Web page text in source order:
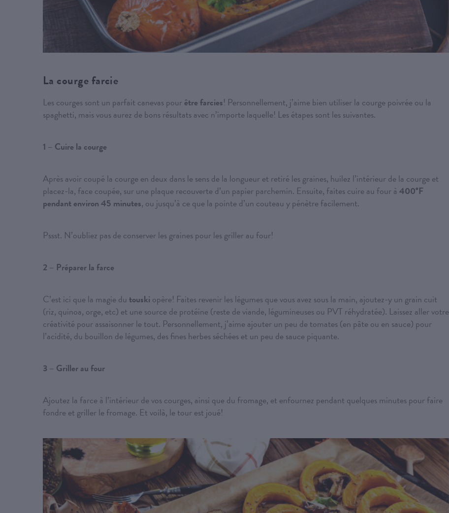
La courge farcie
Les courges sont un parfait canevas pourêtre farcies! Personnellement, j’aime bien utiliser la courge poivrée ou la
spaghetti, mais vous aurez de bons résultats avec n’importe laquelle! Les étapes sont les suivantes.
1 – Cuire la courge
Après avoir coupé la courge en deux dans le sens de la longueur et retiré les graines, huilez l’intérieur de la courge et
placez-la, face coupée, sur une plaque recouverte d’un papier parchemin. Ensuite, faites cuire au four à 400°F
pendant environ 45 minutes, ou jusqu’à ce que la pointe d’un couteau y pénètre facilement.
Pssst. N’oubliez pas de conserver les graines pour les griller au four!
2 – Préparer la farce
C’est ici que la magie du touski opère! Faites revenir les légumes que vous avez sous la main, ajoutez-y un grain cuit
(riz, quinoa, orge, etc) et une source de protéine (reste de viande, légumineuses ou PVT réhydratée). Laissez aller votre
créativité pour assaisonner le tout. Personnellement, j’aime ajouter un peu de tomates (en pâte ou en sauce) pour
l’acidité, du bouillon de légumes, des fines herbes séchées et un peu de sauce piquante.
3 – Griller au four
Ajoutez la farce à l’intérieur de vos courges, ainsi que du fromage, et enfournez pendant quelques minutes pour faire
fondre et griller le fromage. Et voilà, le tour est joué!